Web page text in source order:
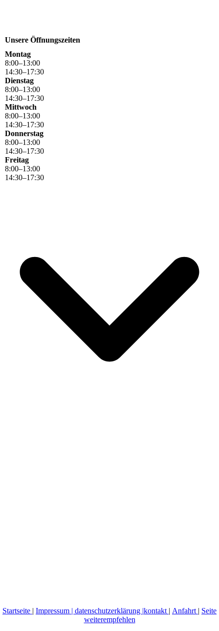
Unsere Öffnungszeiten
Montag
8:00–13:00
14:30–17:30
Dienstag
8:00–13:00
14:30–17:30
Mittwoch
8:00–13:00
14:30–17:30
Donnerstag
8:00–13:00
14:30–17:30
Freitag
8:00–13:00
14:30–17:30
Startseite | Impressum | datenschutzerklärung |kontakt | Anfahrt | Seite
weiterempfehlen